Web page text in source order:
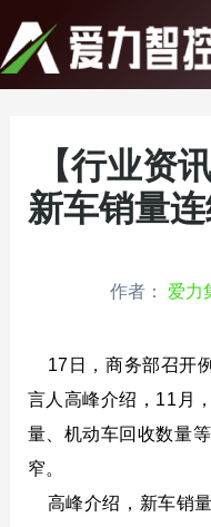
至
内
【行业资
新车销量
作者： 爱力
17日，商务部召开
言人高峰介绍，11月
量、机动车回收数量
窄。
高峰介绍，新车销
和科研院所的大力支持